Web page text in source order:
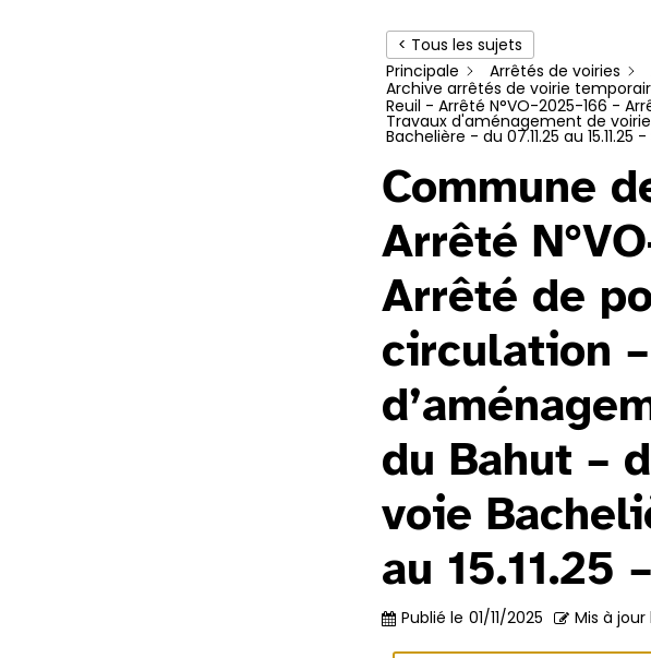
< Tous les sujets
Principale
Arrêtés de voiries
Archive arrêtés de voirie
Reuil - Arrêté N°VO-2025-166 -
Travaux d'aménagement de
Bachelière - du 07.11.25 au 15.11.25 -
Commune
Arrêté
Arrêté de
circulation
du Bahut –
voie
au 15.11.25
Publié le 01/11/2025 Mis à jour